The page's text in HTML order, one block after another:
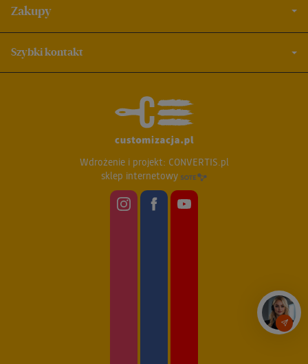
Zakupy
Szybki kontakt
Wdrożenie i projekt: CONVERTIS.pl
sklep internetowy